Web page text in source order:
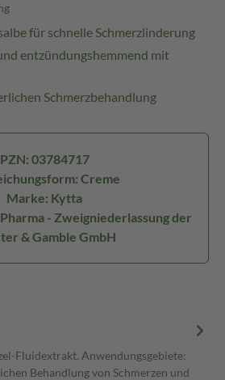
für schnelle Schmerzlinderung
entzündungshemmend mit
Schmerzbehandlung
PZN: 03784717
Creme
Marke: Kytta
- Zweigniederlassung der
& Gamble GmbH
Fluidextrakt. Anwendungsgebiete:
Behandlung von Schmerzen und